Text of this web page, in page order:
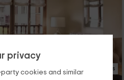
privacy
party cookies and similar
17 Photos